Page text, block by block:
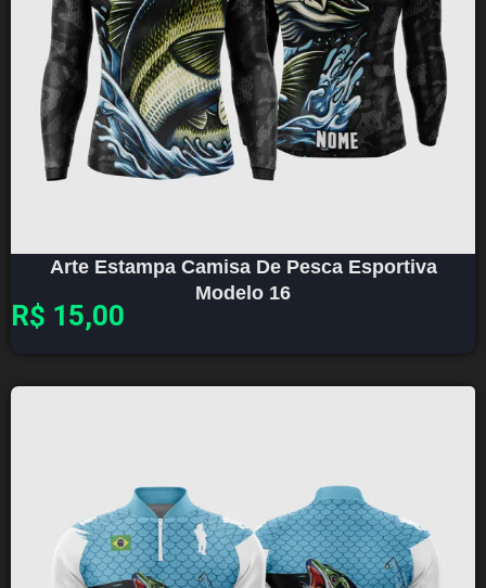
Arte Estampa Camisa De Pesca Esportiva
Modelo 16
R$ 15,00